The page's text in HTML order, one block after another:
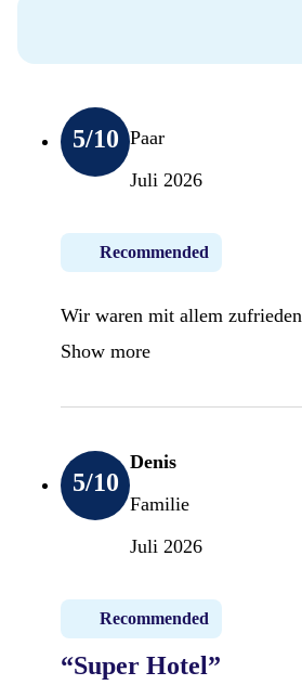
5/10 Paar
Juli 2026
Recommended
Wir waren mit allem zufrieden
Show more
5/10
Denis
Familie
Juli 2026
Recommended
“Super Hotel”